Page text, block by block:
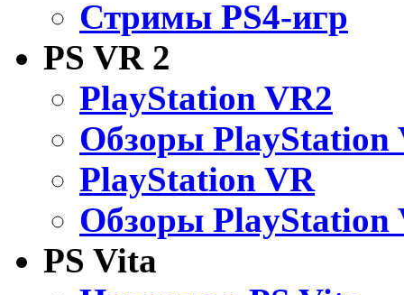
Стримы PS4-игр
PS VR 2
PlayStation VR2
Обзоры PlayStation
PlayStation VR
Обзоры PlayStation
PS Vita